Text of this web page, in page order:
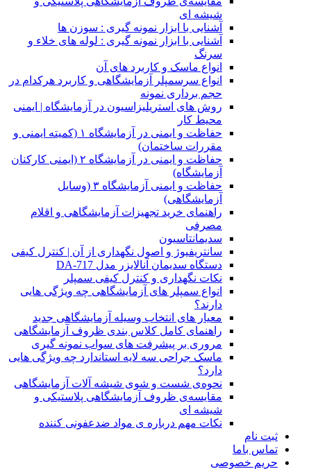
شیشه ای
آشنایی با ابزار نمونه گیری : سوزن ها
آشنایی با ابزار نمونه گیری : لوله های خلاء و
سرنگ
انواع ماسک و کاربرد های آن
انواع سرسمپلر آزمایشگاهی و کاربرد هرکدام در
حجم برداری نمونه
روش های استریلیزاسیون در آزمایشگاه | ایمنی
محیط کار
حفاظت و ایمنی در آزمایشگاه ۱ (کمیته ایمنی و
مقررات ساختمان)
حفاظت و ایمنی در آزمایشگاه ۲ (ایمنی کارکنان
آزمایشگاه)
حفاظت و ایمنی آزمایشگاه ۳ (وسایل
آزمایشگاهی)
راهنمای خرید تجهیزات آزمایشگاهی و اقلام
مصرفی
سدیمانتاسیون
سانتریفیوژ و اصول نگهداری از آن | کنترل کیفی
دستگاه سدیمان آنالایزر مدل DA-717
نکات نگهداری و کنترل کیفی سمپلر
انواع سمپلر های آزمایشگاهی چه ویژگی هایی
دارند؟
معیار های انتخاب وسیله آزمایشگاهی جدید
راهنمای کامل کلاس بندی ظروف آزمایشگاهی
مروری بر پیشرفت های سواب نمونه گیری
ماسک جراحی سه لایه استاندارد چه ویژگی هایی
دارد؟
ﻧﺤﻮﻩی ﺷﺴﺖ و ﺷﻮی شیشه آلات آزمایشگاهی
مقایسه‌ی ظروف آزمایشگاهی پلاستیکی و
شیشه ای
نکات مهم درباره ی مواد ضدعفونی کننده
ثبت نام
تماس باما
حریم خصوصی